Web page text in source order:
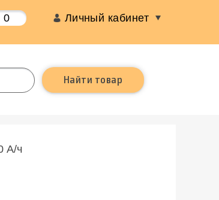
0 Личный кабинет
A/ч